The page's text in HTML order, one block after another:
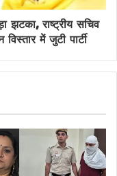
झटका, राष्ट्रीय सचिव
में जुटी पार्टी